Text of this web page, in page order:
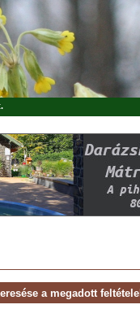
a megadott